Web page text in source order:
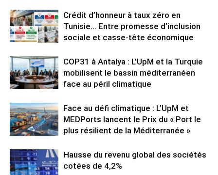
Crédit d’honneur à taux zéro en
Tunisie… Entre promesse d’inclusion
sociale et casse-tête économique
COP31 à Antalya : L’UpM et la Turquie
mobilisent le bassin méditerranéen
face au péril climatique
Face au défi climatique : L’UpM et
MEDPorts lancent le Prix du « Port le
plus résilient de la Méditerranée »
Hausse du revenu global des sociétés
cotées de 4,2%